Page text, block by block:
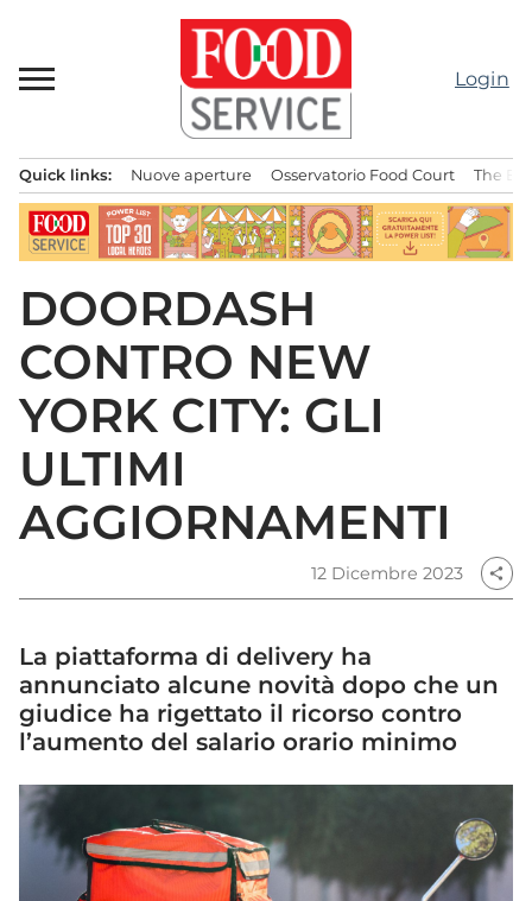
contenuto
Login
principale
Quick links: Nuove aperture Osservatorio Food Court The
DOORDASH
CONTRO NEW
YORK CITY: GLI
ULTIMI
AGGIORNAMENTI
12 Dicembre 2023 share
La piattaforma di delivery ha
annunciato alcune novità dopo che un
giudice ha rigettato il ricorso contro
l’aumento del salario orario minimo